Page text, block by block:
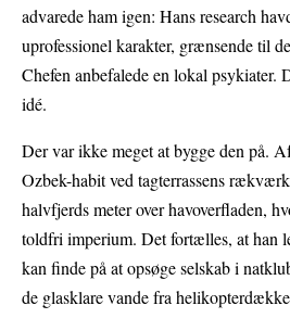
advarede ham igen: Hans research
uprofessionel karakter, grænsende til
Chefen anbefalede en lokal psykiater.
idé.
Der var ikke meget at bygge den på.
Ozbek-habit ved tagterrassens
halvfjerds meter over havoverfladen,
toldfri imperium. Det fortælles, at han
kan finde på at opsøge selskab i
de glasklare vande fra